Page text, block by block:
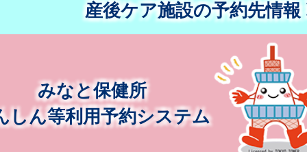
産後ケア施設の予約先情報
みなと保健所
しん等利用予約システム